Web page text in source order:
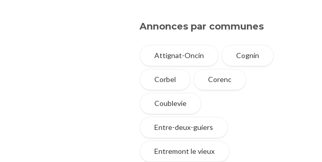
Annonces par communes
Attignat-Oncin Cognin
Corbel Corenc
Coublevie
Entre-deux-guiers
Entremont le vieux